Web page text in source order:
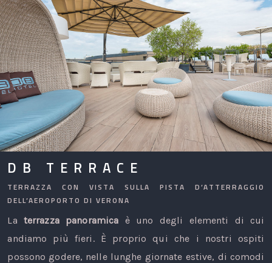
DB TERRACE
TERRAZZA CON VISTA SULLA PISTA D’ATTERRAGGIO
DELL’AEROPORTO DI VERONA
La terrazza panoramica è uno degli elementi di cui
andiamo più fieri. È proprio qui che i nostri ospiti
possono godere, nelle lunghe giornate estive, di comodi